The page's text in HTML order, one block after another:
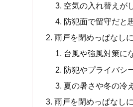
空気の入れ替えが
防犯面で留守だと
雨戸を閉めっぱなし
台風や強風対策に
防犯やプライバシ
夏の暑さや冬の冷
雨戸を閉めっぱなし